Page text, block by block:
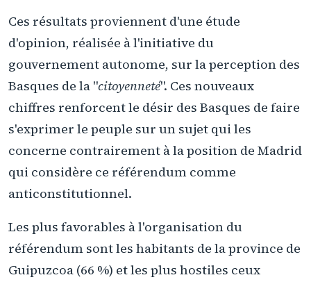
Ces résultats proviennent d'une étude
d'opinion, réalisée à l'initiative du
gouvernement autonome, sur la perception des
Basques de la "citoyenneté". Ces nouveaux
chiffres renforcent le désir des Basques de faire
s'exprimer le peuple sur un sujet qui les
concerne contrairement à la position de Madrid
qui considère ce référendum comme
anticonstitutionnel.
Les plus favorables à l'organisation du
référendum sont les habitants de la province de
Guipuzcoa (66 %) et les plus hostiles ceux